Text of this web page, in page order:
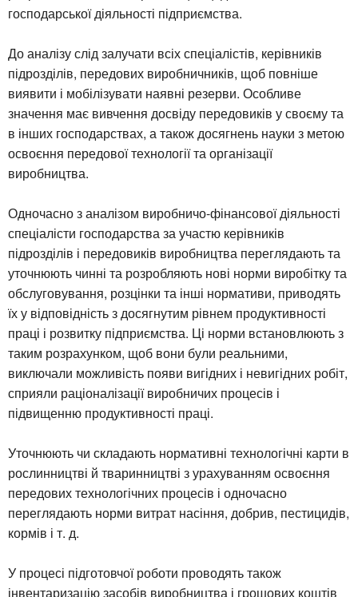
господарської діяльності підприємства.
До аналізу слід залучати всіх спеціалістів, керівників
підрозділів, передових виробничників, щоб повніше
виявити і мобілізувати наявні резерви. Особливе
значення має вивчення досвіду передовиків у своєму та
в інших господарствах, а також досягнень науки з метою
освоєння передової технології та організації
виробництва.
Одночасно з аналізом виробничо-фінансової діяльності
спеціалісти господарства за участю керівників
підрозділів і передовиків виробництва переглядають та
уточнюють чинні та розробляють нові норми виробітку та
обслуговування, розцінки та інші нормативи, приводять
їх у відповідність з досягнутим рівнем продуктивності
праці і розвитку підприємства. Ці норми встановлюють з
таким розрахунком, щоб вони були реальними,
виключали можливість появи вигідних і невигідних робіт,
сприяли раціоналізації виробничих процесів і
підвищенню продуктивності праці.
Уточнюють чи складають нормативні технологічні карти в
рослинництві й тваринництві з урахуванням освоєння
передових технологічних процесів і одночасно
переглядають норми витрат насіння, добрив, пестицидів,
кормів і т. д.
У процесі підготовчої роботи проводять також
інвентаризацію засобів виробництва і грошових коштів